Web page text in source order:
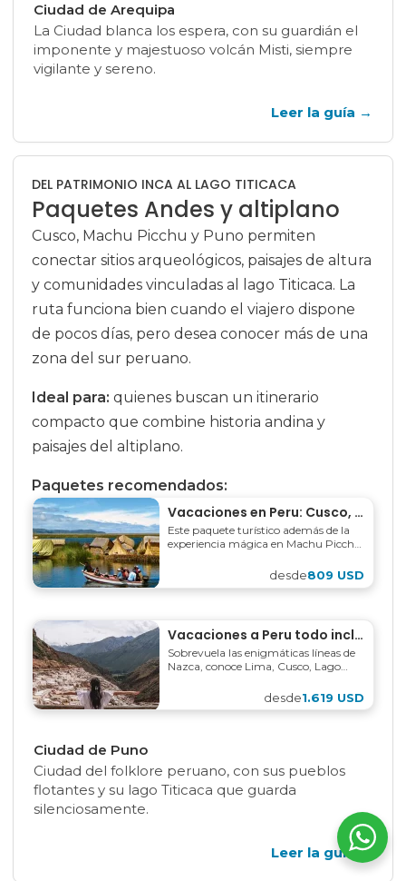
Ciudad de Arequipa
La Ciudad blanca los espera, con su guardián el
imponente y majestuoso volcán Misti, siempre
vigilante y sereno.
Leer la guía →
DEL PATRIMONIO INCA AL LAGO TITICACA
Paquetes Andes y altiplano
Cusco, Machu Picchu y Puno permiten
conectar sitios arqueológicos, paisajes de altura
y comunidades vinculadas al lago Titicaca. La
ruta funciona bien cuando el viajero dispone
de pocos días, pero desea conocer más de una
zona del sur peruano.
Ideal para: quienes buscan un itinerario
compacto que combine historia andina y
paisajes del altiplano.
Paquetes recomendados:
Vacaciones en Peru: Cusco, Machu Picchu y Puno 6 días
Este paquete turístico además de la
experiencia mágica en Machu Picchu
Andes Peruanos en Puno y Lago...
desde809 USD
Vacaciones a Peru todo incluido: Lima, Nazca, Machu Picchu y Puno 9 días
Sobrevuela las enigmáticas líneas de
Nazca, conoce Lima, Cusco, Lago
Picchu. Arte, magia y misterio, en
este paquete turístico...
desde1.619 USD
Ciudad de Puno
Ciudad del folklore peruano, con sus pueblos
flotantes y su lago Titicaca que guarda
silenciosamente.
Leer la guía→